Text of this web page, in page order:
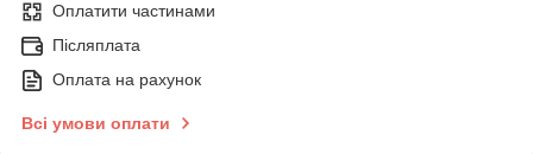
Оплатити частинами
Післяплата
Оплата на рахунок
Всі умови оплати